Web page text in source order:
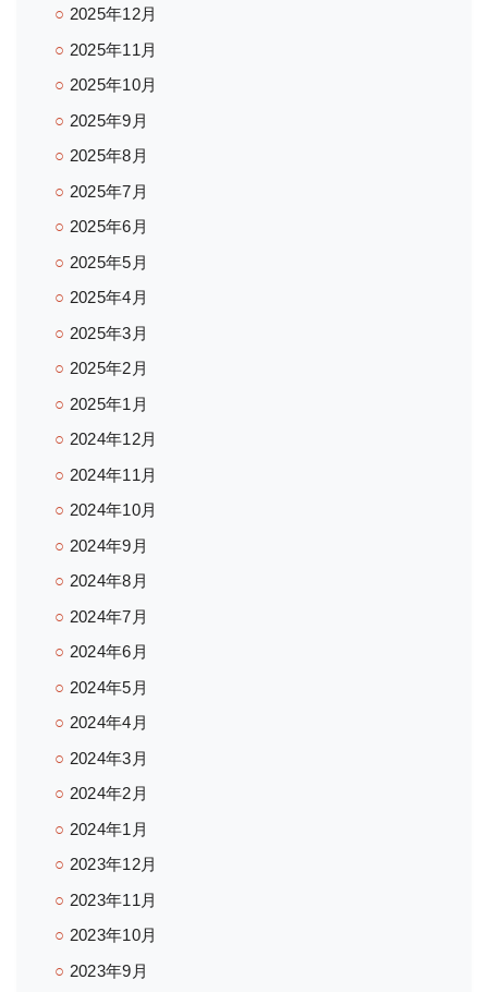
2025年12月
2025年11月
2025年10月
2025年9月
2025年8月
2025年7月
2025年6月
2025年5月
2025年4月
2025年3月
2025年2月
2025年1月
2024年12月
2024年11月
2024年10月
2024年9月
2024年8月
2024年7月
2024年6月
2024年5月
2024年4月
2024年3月
2024年2月
2024年1月
2023年12月
2023年11月
2023年10月
2023年9月